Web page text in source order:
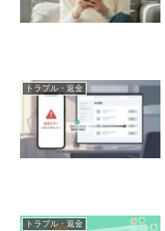
トラブル・返金
トラブル・返金